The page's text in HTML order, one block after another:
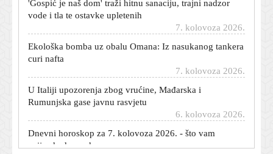
vode i tla te ostavke upletenih
Ekološka bomba uz obalu Omana: Iz nasukanog tankera
curi nafta
U Italiji upozorenja zbog vrućine, Mađarska i
Rumunjska gase javnu rasvjetu
Dnevni horoskop za 7. kolovoza 2026. - što vam
zvijezde danas donose
6. kolovoza 2026.